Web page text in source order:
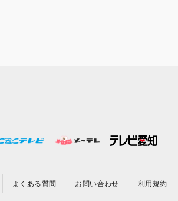
よくある質問 お問い合わせ 利用規約